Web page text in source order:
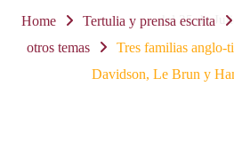
Home Tertulia y prensa escrita
otros temas
Tres familias anglo-
Davidson, Le Brun y